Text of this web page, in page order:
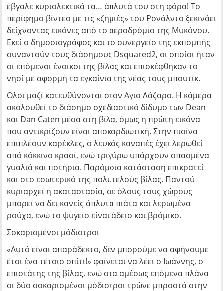
έβγαλε κυριολεκτικά τα… άπλυτά του στη φόρα! Το
περίφημο βίντεο με τις «ζημιές» του Ρονάλντο ξεκινάει
δείχνοντας εικόνες από το αεροδρόμιο της Μυκόνου.
Εκεί ο δημοσιογράφος και το συνεργείο της εκπομπής
συναντούν τους διάσημους Dsquared2, οι οποίοι ήταν
οι επόμενοι ένοικοι της βίλας και επισκέφθηκαν το
νησί με αφορμή τα εγκαίνια της νέας τους μπουτίκ.
Ολοι μαζί κατευθύνονται στον Αγιο Λάζαρο. Η κάμερα
ακολουθεί το διάσημο σχεδιαστικό δίδυμο των Dean
και Dan Caten μέσα στη βίλα, όμως η πρώτη εικόνα
που αντικρίζουν είναι αποκαρδιωτική. Στην πισίνα
επιπλέουν καρέκλες, ο λευκός καναπές έχει λερωθεί
από κόκκινο κρασί, ενώ τριγύρω υπάρχουν σπασμένα
γυαλιά και ποτήρια. Παρόμοια κατάσταση επικρατεί
και στο εσωτερικό της πολυτελούς βίλας. Παντού
κυριαρχεί η ακαταστασία, σε όλους τους χώρους
μπορεί να δει κανείς άπλυτα πιάτα και λερωμένα
ρούχα, ενώ το ψυγείο είναι άδειο και βρόμικο.
Σοκαρισμένοι μόδιστροι
«Αυτό είναι απαράδεκτο, δεν μπορούμε να αφήνουμε
έτσι ένα τέτοιο σπίτι!» φαίνεται να λέει ο Ιωάννης, ο
επιστάτης της βίλας, ενώ στα αμέσως επόμενα πλάνα
οι δύο σοκαρισμένοι μόδιστροι τρώνε μπροστά στην